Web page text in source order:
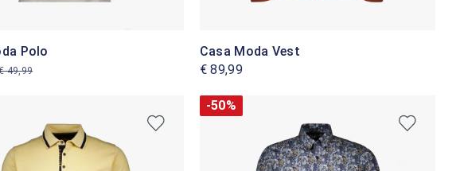
Polo
49,99
Casa Moda Vest
€ 89,99
-50%